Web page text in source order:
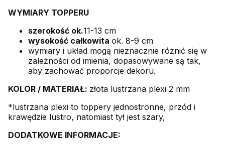
WYMIARY TOPPERU
szerokość ok.11-13 cm
wysokość całkowita ok. 8-9 cm
wymiary i układ mogą nieznacznie różnić się w
zależności od imienia, dopasowywane są tak,
aby zachować proporcje dekoru.
KOLOR / MATERIAŁ: złota lustrzana plexi 2 mm
*lustrzana plexi to toppery jednostronne, przód i
krawędzie lustro, natomiast tył jest szary,
DODATKOWE INFORMACJE: